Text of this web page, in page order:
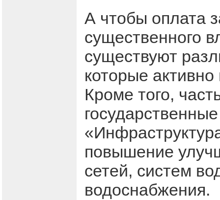
А чтобы оплата
существенного
существуют
которые
Кроме того,
повышение
сетей, систем
водоснабжения.